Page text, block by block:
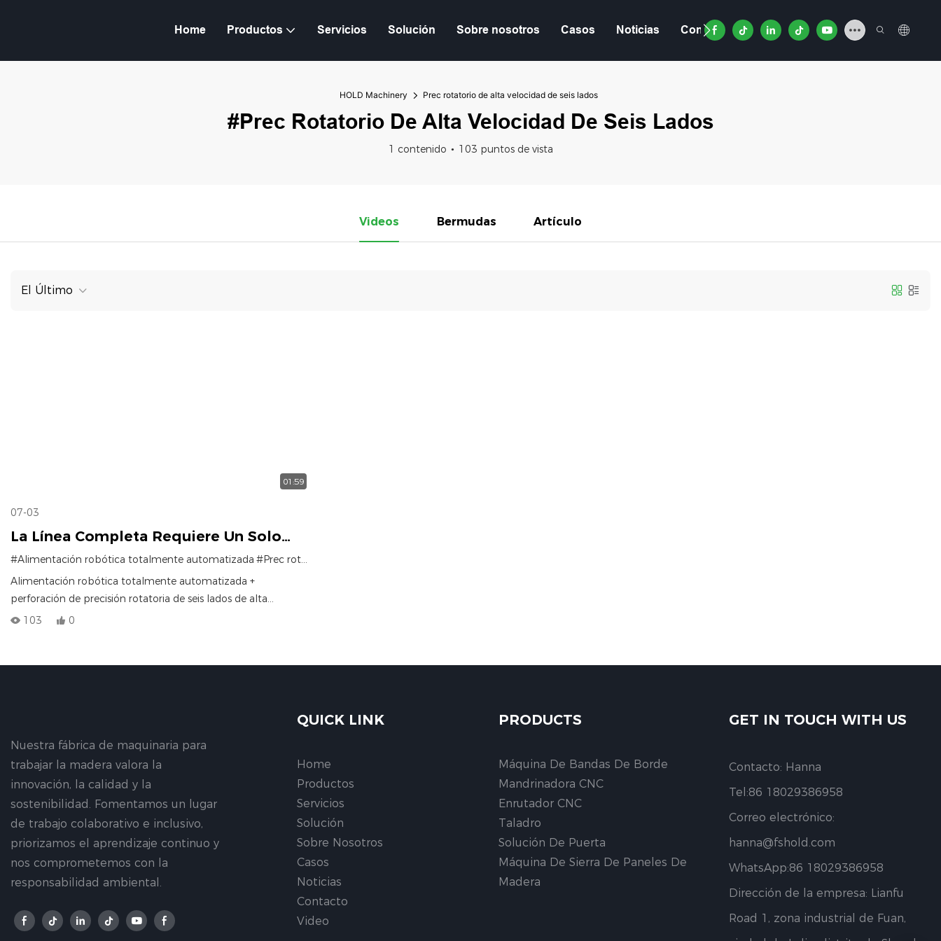
Home Productos Servicios Solución Sobre nosotros Casos Noticias Contacto Video
HOLD Machinery Prec rotatorio de alta velocidad de seis lados
#Prec Rotatorio De Alta Velocidad De Seis Lados
1 contenido 103 puntos de vista
Videos Bermudas Artículo
El Último
01:59
07-03
La Línea Completa Requiere Un Solo
Operador, Lo Que Proporciona Alta
Eficiencia Y Ahorro De Mano De Obra.
#Alimentación robótica totalmente automatizada #Prec rotatorio de alta velocidad de seis lados
Alimentación robótica totalmente automatizada +
perforación de precisión rotatoria de seis lados de alta
velocidad + descarga y paletización robóticas, todo en una
proporciona alta eficiencia y ahorro de mano de obra.
103 0
Nuestra fábrica de maquinaria para
trabajar la madera valora la
innovación, la calidad y la
sostenibilidad. Fomentamos un lugar
de trabajo colaborativo e inclusivo,
priorizamos el aprendizaje continuo y
nos comprometemos con la
responsabilidad ambiental.
QUICK LINK
Home
Productos
Servicios
Solución
Sobre Nosotros
Casos
Noticias
Contacto
Video
PRODUCTS
Máquina De Bandas De Borde
Mandrinadora CNC
Enrutador CNC
Taladro
Solución De Puerta
Máquina De Sierra De Paneles De
Madera
GET IN TOUCH WITH US
Contacto: Hanna
Tel:86 18029386958
Correo electrónico:
hanna@fshold.com
WhatsApp:86 18029386958
Dirección de la empresa: Lianfu
Road 1, zona industrial de Fuan,